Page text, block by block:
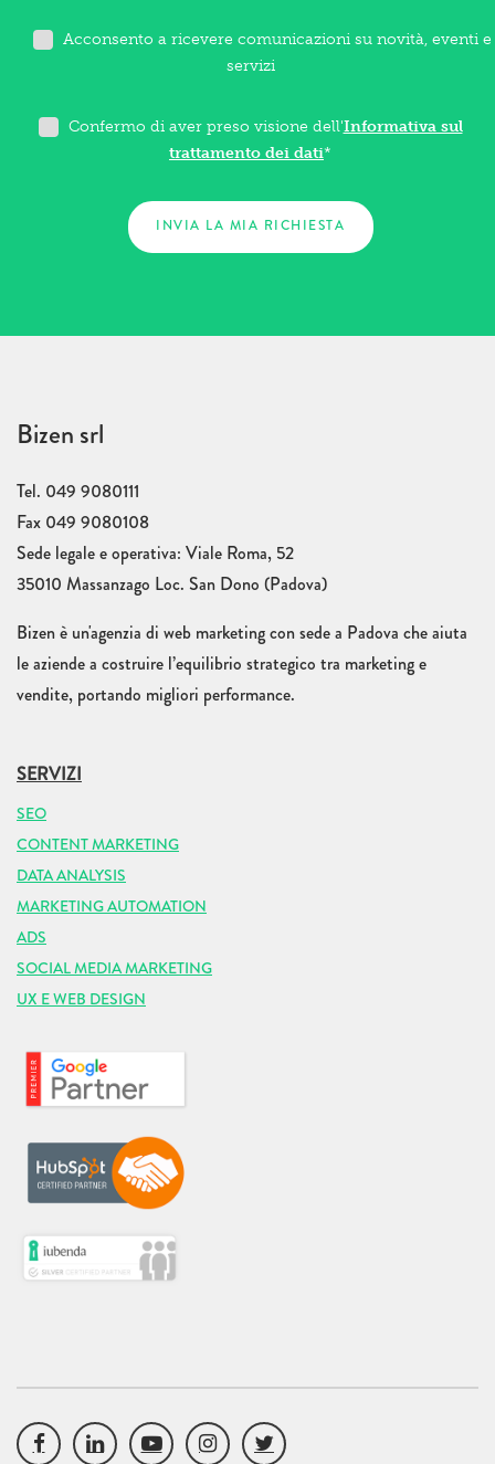
Acconsento a ricevere comunicazioni su novità, eventi e
servizi
Confermo di aver preso visione dell'Informativa sul
trattamento dei dati*
Bizen srl
Tel. 049 9080111
Fax 049 9080108
Sede legale e operativa: Viale Roma, 52
35010 Massanzago Loc. San Dono (Padova)
Bizen è un'agenzia di web marketing con sede a Padova che aiuta
le aziende a costruire l’equilibrio strategico tra marketing e
vendite, portando migliori performance.
SERVIZI
SEO
CONTENT MARKETING
DATA ANALYSIS
MARKETING AUTOMATION
ADS
SOCIAL MEDIA MARKETING
UX E WEB DESIGN